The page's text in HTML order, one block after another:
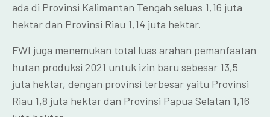
ada di Provinsi Kalimantan Tengah seluas 1,16 juta
hektar dan Provinsi Riau 1,14 juta hektar.
FWI juga menemukan total luas arahan pemanfaatan
hutan produksi 2021 untuk izin baru sebesar 13,5
juta hektar, dengan provinsi terbesar yaitu Provinsi
Riau 1,8 juta hektar dan Provinsi Papua Selatan 1,16